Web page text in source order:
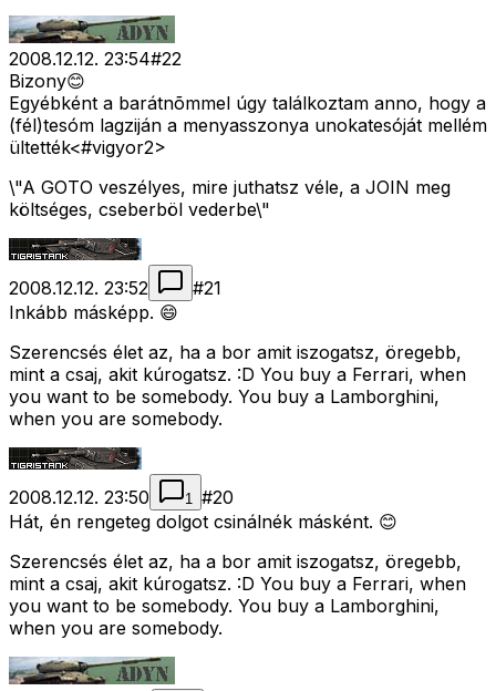
2008.12.12. 23:54#22
Bizony😊
Egyébként a barátnõmmel úgy találkoztam anno, hogy a
(fél)tesóm lagziján a menyasszonya unokatesóját mellém
ültették<#vigyor2>
\"A GOTO veszélyes, mire juthatsz véle, a JOIN meg
költséges, cseberböl vederbe\"
2008.12.12. 23:52 #21
Inkább másképp. 😄
Szerencsés élet az, ha a bor amit iszogatsz, öregebb,
mint a csaj, akit kúrogatsz. :D You buy a Ferrari, when
you want to be somebody. You buy a Lamborghini,
when you are somebody.
2008.12.12. 23:50 1 #20
Hát, én rengeteg dolgot csinálnék másként. 😊
Szerencsés élet az, ha a bor amit iszogatsz, öregebb,
mint a csaj, akit kúrogatsz. :D You buy a Ferrari, when
you want to be somebody. You buy a Lamborghini,
when you are somebody.